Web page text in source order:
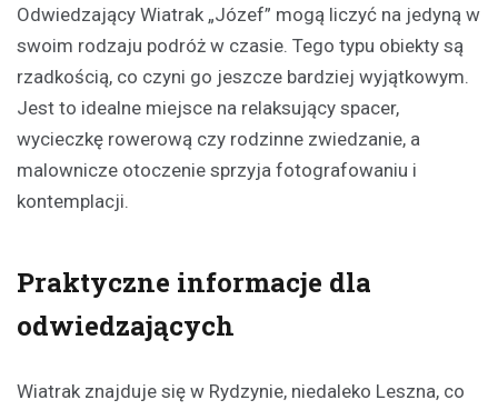
Odwiedzający Wiatrak „Józef” mogą liczyć na jedyną w
swoim rodzaju podróż w czasie. Tego typu obiekty są
rzadkością, co czyni go jeszcze bardziej wyjątkowym.
Jest to idealne miejsce na relaksujący spacer,
wycieczkę rowerową czy rodzinne zwiedzanie, a
malownicze otoczenie sprzyja fotografowaniu i
kontemplacji.
Praktyczne informacje dla
odwiedzających
Wiatrak znajduje się w Rydzynie, niedaleko Leszna, co